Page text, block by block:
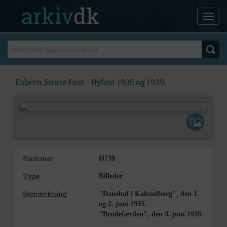
Esbern Snare Fest - Byfest 1935 og 1939.
Nummer Ø739
Type Billeder
Bemærkning
"Danehof i Kalundborg", den 1.
og 2. juni 1935.
"Brudefærden", den 4. juni 1939.